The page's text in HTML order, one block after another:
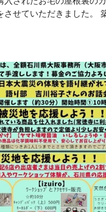
させていただきました。